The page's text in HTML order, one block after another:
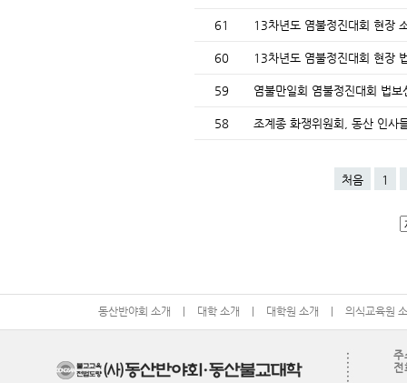
61 13차년도 염불정진대회 현장
60 13차년도 염불정진대회 현장
59 염불만일회 염불정진대회 법
58 조계종 화쟁위원회, 동산 인사
처음 1
동산반야회 소개 | 대학 소개 | 대학원 소개 | 의식교육원